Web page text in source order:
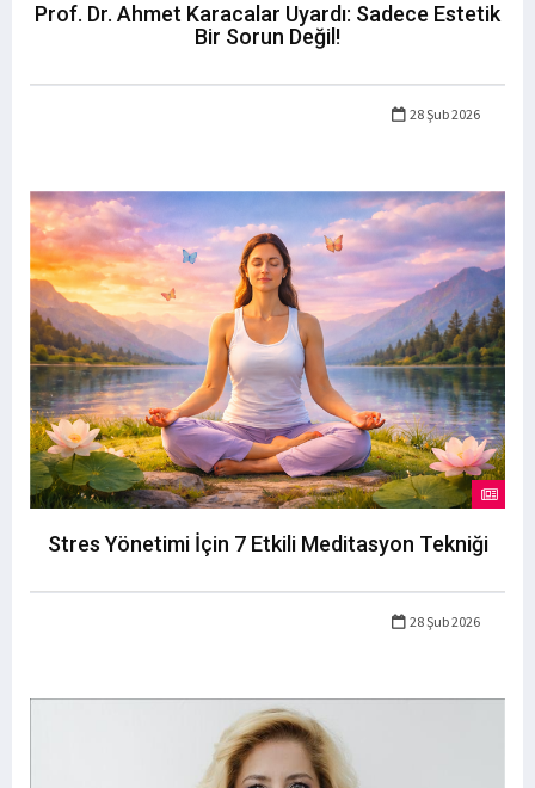
Prof. Dr. Ahmet Karacalar Uyardı: Sadece Estetik
Bir Sorun Değil!
28 Şub 2026
Stres Yönetimi İçin 7 Etkili Meditasyon Tekniği
28 Şub 2026